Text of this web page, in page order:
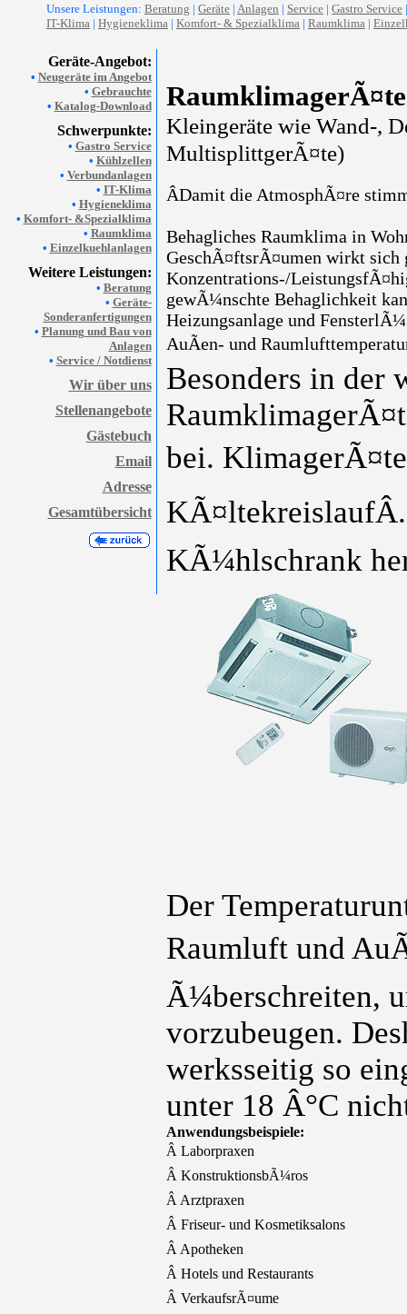
Unsere Leistungen: Beratung | Geräte | Anlagen | Service | Gastro Service
IT-Klima | Hygieneklima | Komfort- & Spezialklima | Raumklima |
Geräte-Angebot:
• Neugeräte im Angebot
• Gebrauchte
• Katalog-Download
Schwerpunkte:
• Gastro Service
• Kühlzellen
• Verbundanlagen
• IT-Klima
• Hygieneklima
• Komfort- &Spezialklima
• Raumklima
• Einzelkuehlanlagen
Weitere Leistungen:
• Beratung
• Geräte-
Sonderanfertigungen
• Planung und Bau von
Anlagen
• Service / Notdienst
Wir über uns
Stellenangebote
Gästebuch
Email
Adresse
Gesamtübersicht
RaumklimagerÃ¤te
Kleingeräte wie Wand-,
MultisplittgerÃ¤te)
ÂDamit die AtmosphÃ¤re
Behagliches Raumklima in
GeschÃ¤ftsrÃ¤umen wirkt
Konzentrations-/
gewÃ¼nschte Behaglichkeit
Heizungsanlage und
AuÃen- und
Besonders in der
bei. KlimagerÃ¤te
KÃ¼hlschrank
Der
Raumluft und
Ã¼berschreiten,
vorzubeugen.
werksseitig so
unter 18 Â°C
Anwendungsbeispiele:
Â Laborpraxen
Â KonstruktionsbÃ¼ros
Â Arztpraxen
Â Friseur- und Kosmetiksalons
Â Apotheken
Â Hotels und Restaurants
Â VerkaufsrÃ¤ume